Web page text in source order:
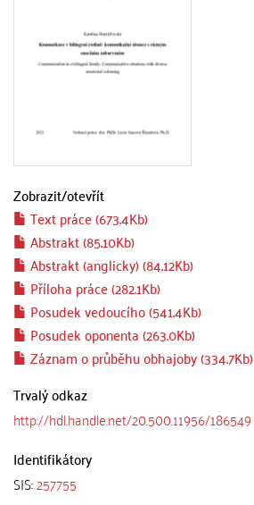
Zobrazit/otevřít
Text práce (673.4Kb)
Abstrakt (85.10Kb)
Abstrakt (anglicky) (84.12Kb)
Příloha práce (282.1Kb)
Posudek vedoucího (541.4Kb)
Posudek oponenta (263.0Kb)
Záznam o průběhu obhajoby (334.7Kb)
Trvalý odkaz
http://hdl.handle.net/20.500.11956/186549
Identifikátory
SIS:257755